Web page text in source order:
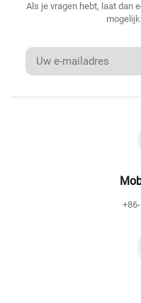
Als je vragen hebt, laat dan